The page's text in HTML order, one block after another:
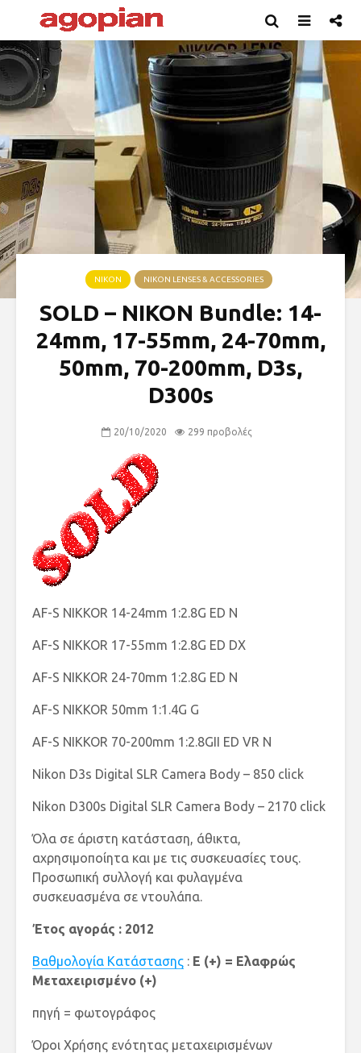
NIKON NIKON LENSES & ACCESSORIES
SOLD – NIKON Bundle: 14-
24mm, 17-55mm, 24-70mm,
50mm, 70-200mm, D3s,
D300s
20/10/2020 299 προβολές
AF-S NIKKOR 14-24mm 1:2.8G ED N
AF-S NIKKOR 17-55mm 1:2.8G ED DX
AF-S NIKKOR 24-70mm 1:2.8G ED N
AF-S NIKKOR 50mm 1:1.4G G
AF-S NIKKOR 70-200mm 1:2.8GII ED VR N
Nikon D3s Digital SLR Camera Body – 850 click
Nikon D300s Digital SLR Camera Body – 2170 click
Όλα σε άριστη κατάσταση, άθικτα,
αχρησιμοποίητα και με τις συσκευασίες τους.
Προσωπική συλλογή και φυλαγμένα
συσκευασμένα σε ντουλάπα.
Έτος αγοράς : 2012
Βαθμολογία Κατάστασης : E (+) = Ελαφρώς
Μεταχειρισμένο (+)
πηγή = φωτογράφος
Όροι Χρήσης ενότητας μεταχειρισμένων